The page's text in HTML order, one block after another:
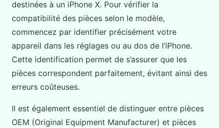
destinées à un iPhone X. Pour vérifier la
compatibilité des pièces selon le modèle,
commencez par identifier précisément votre
appareil dans les réglages ou au dos de l’iPhone.
Cette identification permet de s’assurer que les
pièces correspondent parfaitement, évitant ainsi des
erreurs coûteuses.
Il est également essentiel de distinguer entre pièces
OEM (Original Equipment Manufacturer) et pièces